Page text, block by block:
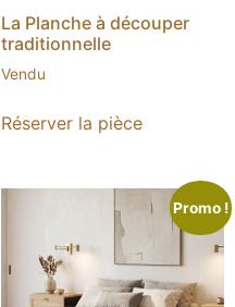
La Planche à découper
traditionnelle
Vendu
Réserver la pièce
Promo !